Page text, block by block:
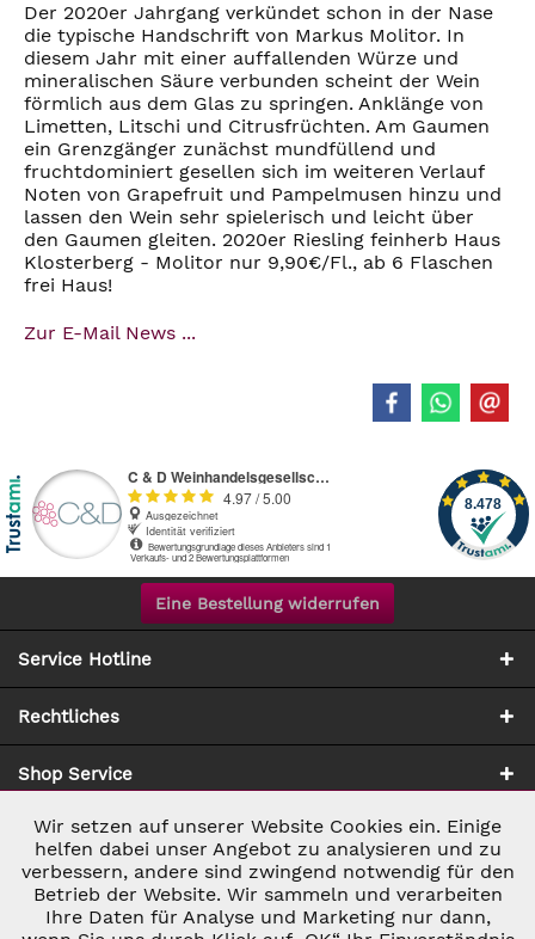
Der 2020er Jahrgang verkündet schon in der Nase
die typische Handschrift von Markus Molitor. In
diesem Jahr mit einer auffallenden Würze und
mineralischen Säure verbunden scheint der Wein
förmlich aus dem Glas zu springen. Anklänge von
Limetten, Litschi und Citrusfrüchten. Am Gaumen
ein Grenzgänger zunächst mundfüllend und
fruchtdominiert gesellen sich im weiteren Verlauf
Noten von Grapefruit und Pampelmusen hinzu und
lassen den Wein sehr spielerisch und leicht über
den Gaumen gleiten. 2020er Riesling feinherb Haus
Klosterberg - Molitor nur 9,90€/Fl., ab 6 Flaschen
frei Haus!
Zur E-Mail News ...
Eine Bestellung widerrufen
Service Hotline
Rechtliches
Shop Service
Zahlung & Versand
Notwendig Aktiv
Marketing Inaktiv
Wir setzen auf unserer Website Cookies ein. Einige
helfen dabei unser Angebot zu analysieren und zu
verbessern, andere sind zwingend notwendig für den
Betrieb der Website. Wir sammeln und verarbeiten
Ihre Daten für Analyse und Marketing nur dann,